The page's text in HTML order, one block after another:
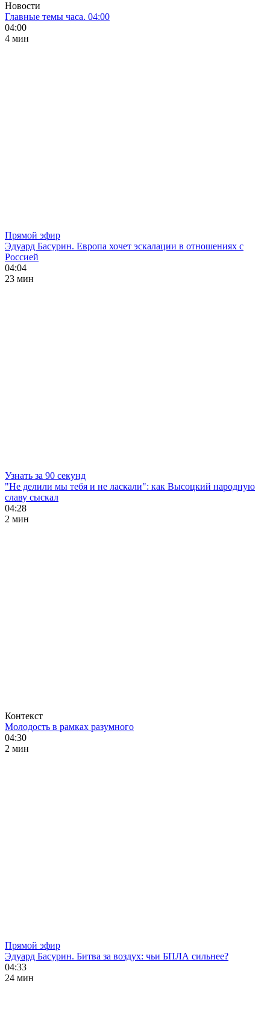
Новости
Главные темы часа. 04:00
04:00
4 мин
Прямой эфир
Эдуард Басурин. Европа хочет эскалации в отношениях с
Россией
04:04
23 мин
Узнать за 90 секунд
"Не делили мы тебя и не ласкали": как Высоцкий народную
славу сыскал
04:28
2 мин
Контекст
Молодость в рамках разумного
04:30
2 мин
Прямой эфир
Эдуард Басурин. Битва за воздух: чьи БПЛА сильнее?
04:33
24 мин